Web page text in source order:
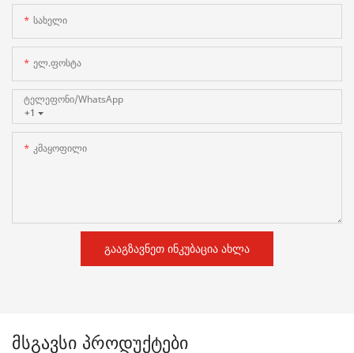
Სახელი
Ელ.ფოსტა
+1
Ტელეფონი/WhatsApp
Კმაყოფილი
ᲒᲐᲐᲒᲖᲐᲕᲜᲔᲗ ᲘᲜᲙᲣᲑᲐᲪᲘᲐ ᲐᲮᲚᲐ
Მსგავსი Პროდუქტები